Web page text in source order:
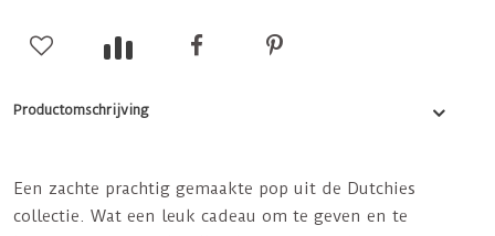
Productomschrijving
Een zachte prachtig gemaakte pop uit de Dutchies
collectie. Wat een leuk cadeau om te geven en te